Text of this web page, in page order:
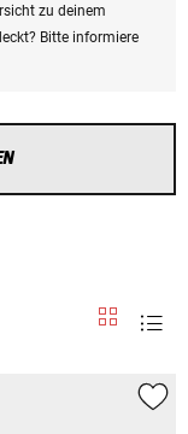
zu deinem
Bitte informiere